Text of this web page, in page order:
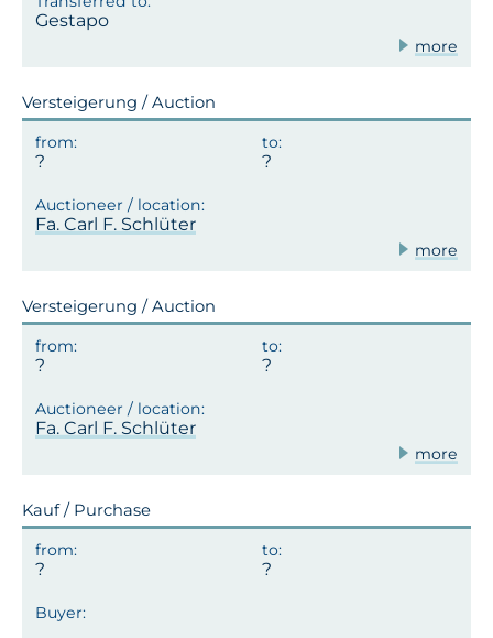
Gestapo
more
Versteigerung / Auction
Fa. Carl F. Schlüter
more
Versteigerung / Auction
Fa. Carl F. Schlüter
more
Kauf / Purchase